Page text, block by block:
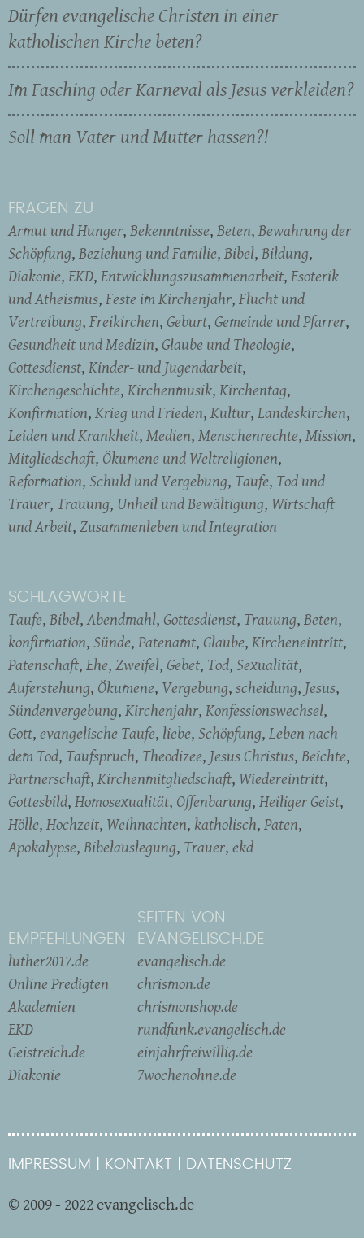
Dürfen evangelische Christen in einer
katholischen Kirche beten?
Im Fasching oder Karneval als Jesus verkleiden?
Soll man Vater und Mutter hassen?!
FRAGEN ZU
Armut und Hunger Bekenntnisse Beten Bewahrung der
Schöpfung Beziehung und Familie Bibel Bildung
Diakonie EKD Entwicklungszusammenarbeit Esoterik
und Atheismus Feste im Kirchenjahr Flucht und
Vertreibung Freikirchen Geburt Gemeinde und Pfarrer
Gesundheit und Medizin Glaube und Theologie
Gottesdienst Kinder- und Jugendarbeit
Kirchengeschichte Kirchenmusik Kirchentag
Konfirmation Krieg und Frieden Kultur Landeskirchen
Leiden und Krankheit Medien Menschenrechte Mission
Mitgliedschaft Ökumene und Weltreligionen
Reformation Schuld und Vergebung Taufe Tod und
Trauer Trauung Unheil und Bewältigung Wirtschaft
und Arbeit Zusammenleben und Integration
SCHLAGWORTE
Taufe Bibel Abendmahl Gottesdienst Trauung Beten
konfirmation Sünde Patenamt Glaube Kircheneintritt
Patenschaft Ehe Zweifel Gebet Tod Sexualität
Auferstehung Ökumene Vergebung scheidung Jesus
Sündenvergebung Kirchenjahr Konfessionswechsel
Gott evangelische Taufe liebe Schöpfung Leben nach
dem Tod Taufspruch Theodizee Jesus Christus Beichte
Partnerschaft Kirchenmitgliedschaft Wiedereintritt
Gottesbild Homosexualität Offenbarung Heiliger Geist
Hölle Hochzeit Weihnachten katholisch Paten
Apokalypse Bibelauslegung Trauer ekd
EMPFEHLUNGEN
luther2017.de
Online Predigten
Akademien
EKD
Geistreich.de
Diakonie
SEITEN VON
EVANGELISCH.DE
evangelisch.de
chrismon.de
chrismonshop.de
rundfunk.evangelisch.de
einjahrfreiwillig.de
7wochenohne.de
IMPRESSUM KONTAKT DATENSCHUTZ
© 2009 - 2022 evangelisch.de